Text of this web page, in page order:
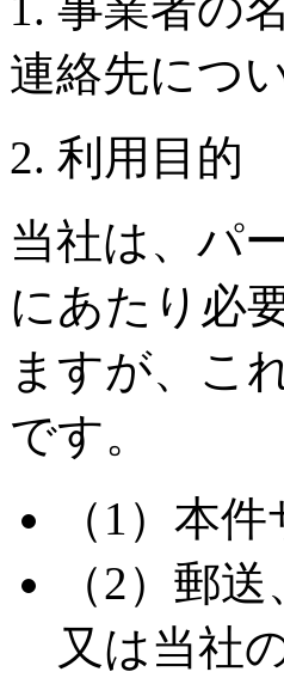
連絡先につ
2. 利用目的
当社は、パ
にあたり必
ますが、こ
です。
（1）本
（2）郵
又は当社